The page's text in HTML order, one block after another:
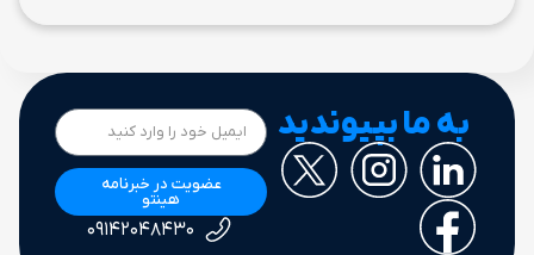
به ما بپیوندید
عضویت در خبرنامه
هینتو
۰۹۱۴۲۰۴۸۴۳۰